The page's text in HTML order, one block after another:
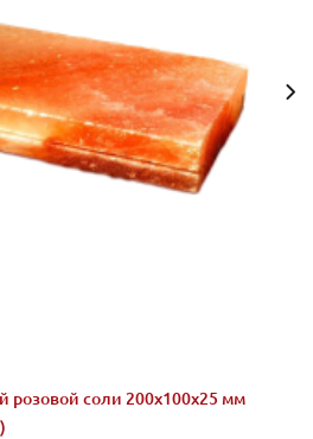
розовой соли 200x100x25 мм